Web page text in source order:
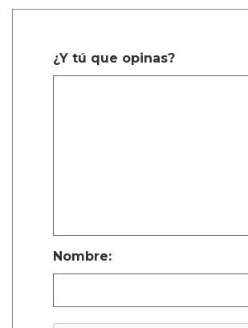
¿Y tú que opinas?
Nombre: